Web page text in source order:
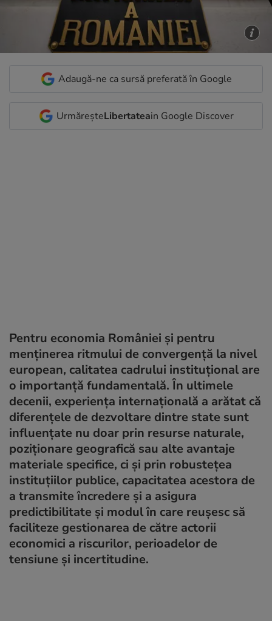
Adaugă-ne ca sursă preferată în Google
UrmăreșteLibertateain Google Discover
Pentru economia României și pentru
menținerea ritmului de convergență la nivel
european, calitatea cadrului instituțional are
o importanță fundamentală. În ultimele
decenii, experiența internațională a arătat că
diferențele de dezvoltare dintre state sunt
influențate nu doar prin resurse naturale,
poziționare geografică sau alte avantaje
materiale specifice, ci și prin robustețea
instituțiilor publice, capacitatea acestora de
a transmite încredere și a asigura
predictibilitate și modul în care reușesc să
faciliteze gestionarea de către actorii
economici a riscurilor, perioadelor de
tensiune și incertitudine.